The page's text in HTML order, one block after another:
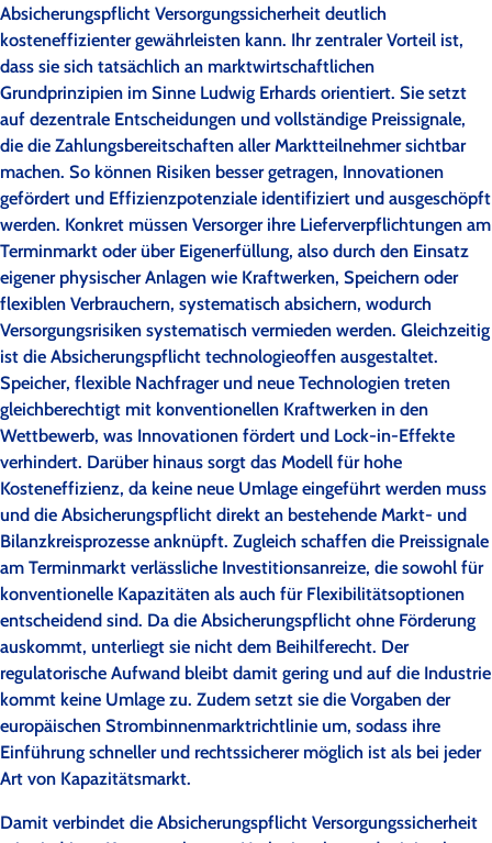
Absicherungspflicht Versorgungssicherheit deutlich
kosteneffizienter gewährleisten kann. Ihr zentraler Vorteil ist,
dass sie sich tatsächlich an marktwirtschaftlichen
Grundprinzipien im Sinne Ludwig Erhards orientiert. Sie setzt
auf dezentrale Entscheidungen und vollständige Preissignale,
die die Zahlungsbereitschaften aller Marktteilnehmer sichtbar
machen. So können Risiken besser getragen, Innovationen
gefördert und Effizienzpotenziale identifiziert und ausgeschöpft
werden. Konkret müssen Versorger ihre Lieferverpflichtungen am
Terminmarkt oder über Eigenerfüllung, also durch den Einsatz
eigener physischer Anlagen wie Kraftwerken, Speichern oder
flexiblen Verbrauchern, systematisch absichern, wodurch
Versorgungsrisiken systematisch vermieden werden. Gleichzeitig
ist die Absicherungspflicht technologieoffen ausgestaltet.
Speicher, flexible Nachfrager und neue Technologien treten
gleichberechtigt mit konventionellen Kraftwerken in den
Wettbewerb, was Innovationen fördert und Lock-in-Effekte
verhindert. Darüber hinaus sorgt das Modell für hohe
Kosteneffizienz, da keine neue Umlage eingeführt werden muss
und die Absicherungspflicht direkt an bestehende Markt- und
Bilanzkreisprozesse anknüpft. Zugleich schaffen die Preissignale
am Terminmarkt verlässliche Investitionsanreize, die sowohl für
konventionelle Kapazitäten als auch für Flexibilitätsoptionen
entscheidend sind. Da die Absicherungspflicht ohne Förderung
auskommt, unterliegt sie nicht dem Beihilferecht. Der
regulatorische Aufwand bleibt damit gering und auf die Industrie
kommt keine Umlage zu. Zudem setzt sie die Vorgaben der
europäischen Strombinnenmarktrichtlinie um, sodass ihre
Einführung schneller und rechtssicherer möglich ist als bei jeder
Art von Kapazitätsmarkt.
Damit verbindet die Absicherungspflicht Versorgungssicherheit